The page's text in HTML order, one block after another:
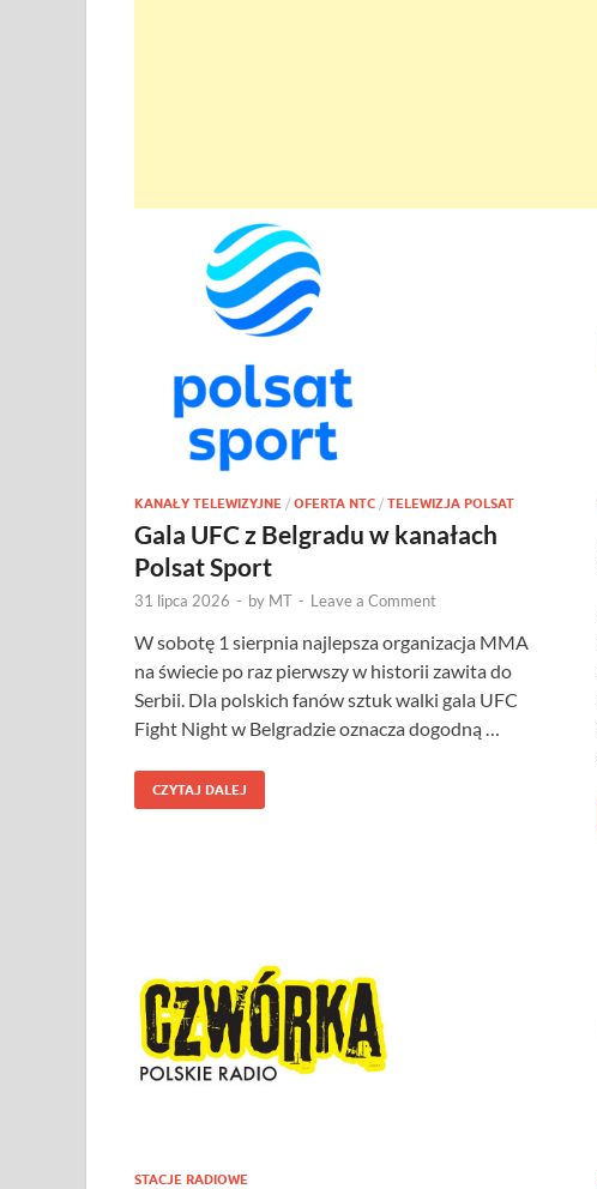
KANAŁY TELEWIZYJNE / OFERTA NTC / TELEWIZJA POLSAT
Gala UFC z Belgradu w kanałach
Polsat Sport
31 lipca 2026 - by MT - Leave a Comment
W sobotę 1 sierpnia najlepsza organizacja MMA
na świecie po raz pierwszy w historii zawita do
Serbii. Dla polskich fanów sztuk walki gala UFC
Fight Night w Belgradzie oznacza dogodną …
CZYTAJ DALEJ
STACJE RADIOWE